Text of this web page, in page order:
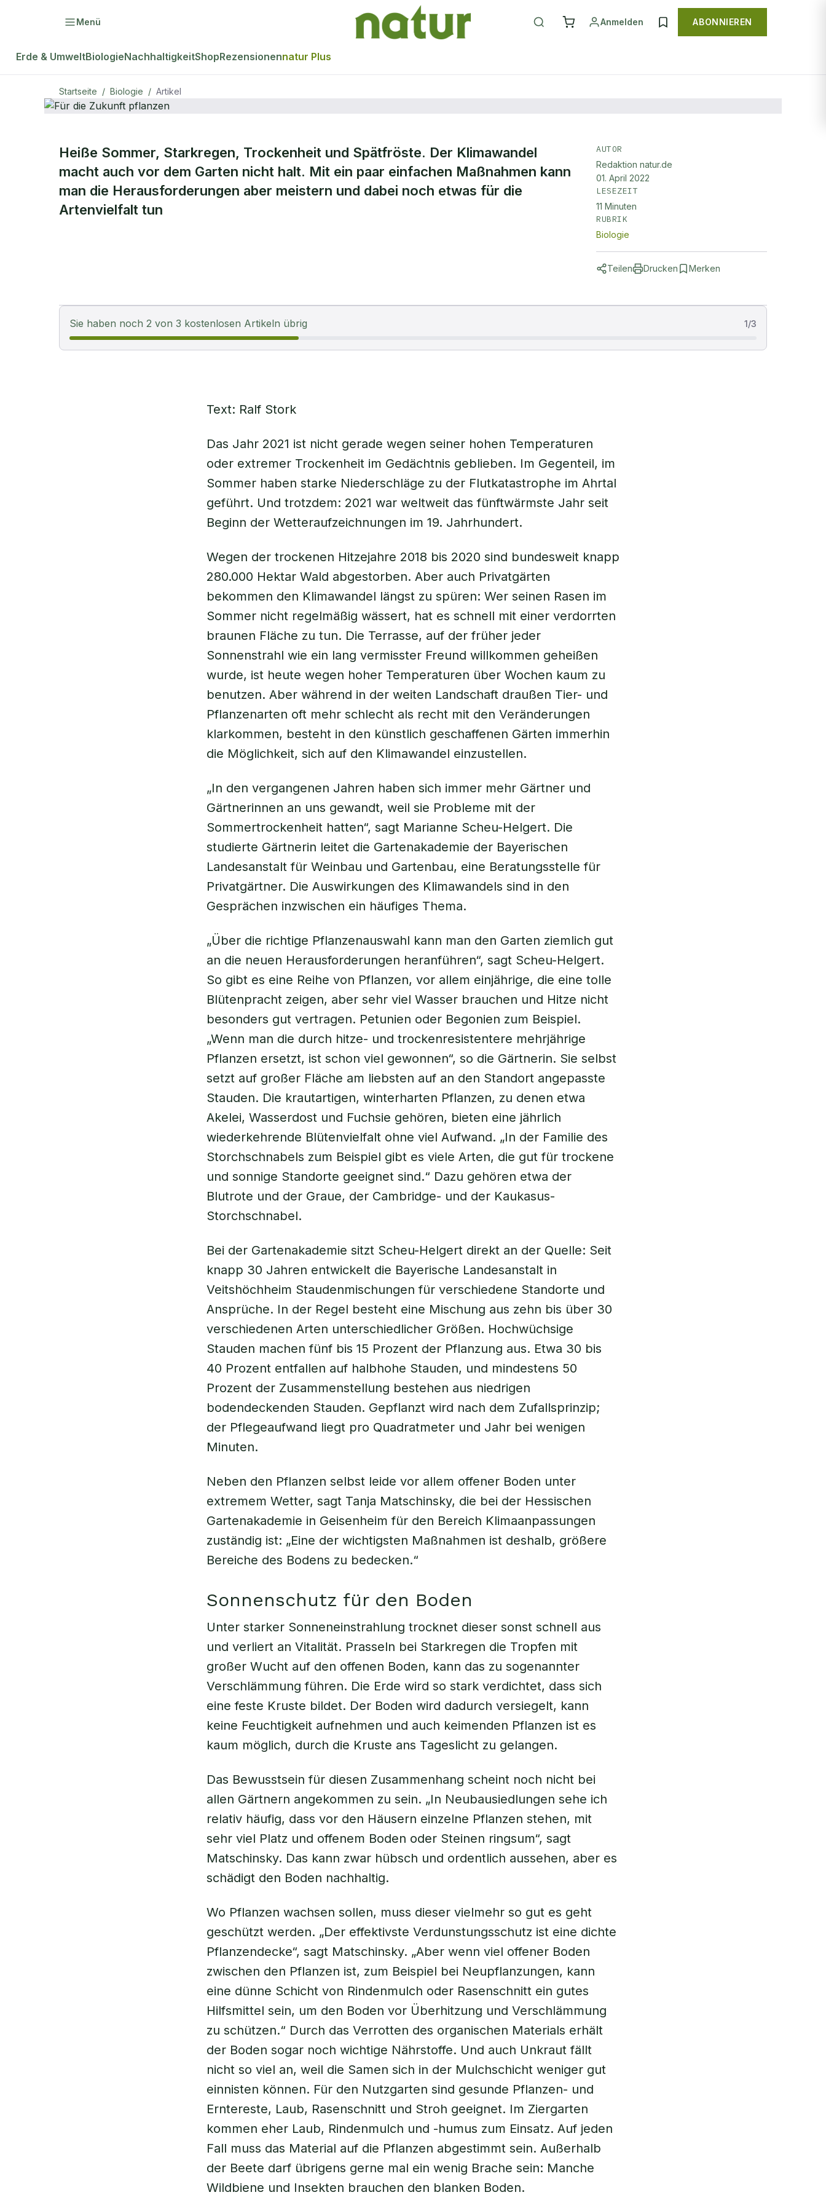
Menü Anmelden ABONNIEREN
Erde & UmweltBiologieNachhaltigkeitShopRezensionennatur Plus
Startseite / Biologie / Artikel
natur PlusBIOLOGIE
Für die Zukunft
pflanzen
Heiße Sommer, Starkregen, Trockenheit und Spätfröste. Der Klimawandel
macht auch vor dem Garten nicht halt. Mit ein paar einfachen Maßnahmen kann
man die Herausforderungen aber meistern und dabei noch etwas für die
Artenvielfalt tun
AUTOR
Redaktion natur.de
01. April 2022
LESEZEIT
11 Minuten
RUBRIK
Biologie
Teilen Drucken Merken
Sie haben noch 2 von 3 kostenlosen Artikeln übrig 1/3
Text: Ralf Stork
Das Jahr 2021 ist nicht gerade wegen seiner hohen Temperaturen
oder extremer Trockenheit im Gedächtnis geblieben. Im Gegenteil, im
Sommer haben starke Niederschläge zu der Flutkatastrophe im Ahrtal
geführt. Und trotzdem: 2021 war weltweit das fünftwärmste Jahr seit
Beginn der Wetteraufzeichnungen im 19. Jahrhundert.
Wegen der trockenen Hitzejahre 2018 bis 2020 sind bundesweit knapp
280.000 Hektar Wald abgestorben. Aber auch Privatgärten
bekommen den Klimawandel längst zu spüren: Wer seinen Rasen im
Sommer nicht regelmäßig wässert, hat es schnell mit einer verdorrten
braunen Fläche zu tun. Die Terrasse, auf der früher jeder
Sonnenstrahl wie ein lang vermisster Freund willkommen geheißen
wurde, ist heute wegen hoher Temperaturen über Wochen kaum zu
benutzen. Aber während in der weiten Landschaft draußen Tier- und
Pflanzenarten oft mehr schlecht als recht mit den Veränderungen
klarkommen, besteht in den künstlich geschaffenen Gärten immerhin
die Möglichkeit, sich auf den Klimawandel einzustellen.
„In den vergangenen Jahren haben sich immer mehr Gärtner und
Gärtnerinnen an uns gewandt, weil sie Probleme mit der
Sommertrockenheit hatten“, sagt Marianne Scheu-Helgert. Die
studierte Gärtnerin leitet die Gartenakademie der Bayerischen
Landesanstalt für Weinbau und Gartenbau, eine Beratungsstelle für
Privatgärtner. Die Auswirkungen des Klimawandels sind in den
Gesprächen inzwischen ein häufiges Thema.
„Über die richtige Pflanzenauswahl kann man den Garten ziemlich gut
an die neuen Herausforderungen heranführen“, sagt Scheu-Helgert.
So gibt es eine Reihe von Pflanzen, vor allem einjährige, die eine tolle
Blütenpracht zeigen, aber sehr viel Wasser brauchen und Hitze nicht
besonders gut vertragen. Petunien oder Begonien zum Beispiel.
„Wenn man die durch hitze- und trockenresistentere mehrjährige
Pflanzen ersetzt, ist schon viel gewonnen“, so die Gärtnerin. Sie selbst
setzt auf großer Fläche am liebsten auf an den Standort angepasste
Stauden. Die krautartigen, winterharten Pflanzen, zu denen etwa
Akelei, Wasserdost und Fuchsie gehören, bieten eine jährlich
wiederkehrende Blütenvielfalt ohne viel Aufwand. „In der Familie des
Storchschnabels zum Beispiel gibt es viele Arten, die gut für trockene
und sonnige Standorte geeignet sind.“ Dazu gehören etwa der
Blutrote und der Graue, der Cambridge- und der Kaukasus-
Storchschnabel.
Bei der Gartenakademie sitzt Scheu-Helgert direkt an der Quelle: Seit
knapp 30 Jahren entwickelt die Bayerische Landesanstalt in
Veitshöchheim Staudenmischungen für verschiedene Standorte und
Ansprüche. In der Regel besteht eine Mischung aus zehn bis über 30
verschiedenen Arten unterschiedlicher Größen. Hochwüchsige
Stauden machen fünf bis 15 Prozent der Pflanzung aus. Etwa 30 bis
40 Prozent entfallen auf halbhohe Stauden, und mindestens 50
Prozent der Zusammenstellung bestehen aus niedrigen
bodendeckenden Stauden. Gepflanzt wird nach dem Zufallsprinzip;
der Pflegeaufwand liegt pro Quadratmeter und Jahr bei wenigen
Minuten.
Neben den Pflanzen selbst leide vor allem offener Boden unter
extremem Wetter, sagt Tanja Matschinsky, die bei der Hessischen
Gartenakademie in Geisenheim für den Bereich Klimaanpassungen
zuständig ist: „Eine der wichtigsten Maßnahmen ist deshalb, größere
Bereiche des Bodens zu bedecken.“
Sonnenschutz für den Boden
Unter starker Sonneneinstrahlung trocknet dieser sonst schnell aus
und verliert an Vitalität. Prasseln bei Starkregen die Tropfen mit
großer Wucht auf den offenen Boden, kann das zu sogenannter
Verschlämmung führen. Die Erde wird so stark verdichtet, dass sich
eine feste Kruste bildet. Der Boden wird dadurch versiegelt, kann
keine Feuchtigkeit aufnehmen und auch keimenden Pflanzen ist es
kaum möglich, durch die Kruste ans Tageslicht zu gelangen.
Das Bewusstsein für diesen Zusammenhang scheint noch nicht bei
allen Gärtnern angekommen zu sein. „In Neubausiedlungen sehe ich
relativ häufig, dass vor den Häusern einzelne Pflanzen stehen, mit
sehr viel Platz und offenem Boden oder Steinen ringsum“, sagt
Matschinsky. Das kann zwar hübsch und ordentlich aussehen, aber es
schädigt den Boden nachhaltig.
Wo Pflanzen wachsen sollen, muss dieser vielmehr so gut es geht
geschützt werden. „Der effektivste Verdunstungsschutz ist eine dichte
Pflanzendecke“, sagt Matschinsky. „Aber wenn viel offener Boden
zwischen den Pflanzen ist, zum Beispiel bei Neupflanzungen, kann
eine dünne Schicht von Rindenmulch oder Rasenschnitt ein gutes
Hilfsmittel sein, um den Boden vor Überhitzung und Verschlämmung
zu schützen.“ Durch das Verrotten des organischen Materials erhält
der Boden sogar noch wichtige Nährstoffe. Und auch Unkraut fällt
nicht so viel an, weil die Samen sich in der Mulchschicht weniger gut
einnisten können. Für den Nutzgarten sind gesunde Pflanzen- und
Erntereste, Laub, Rasenschnitt und Stroh geeignet. Im Ziergarten
kommen eher Laub, Rindenmulch und -humus zum Einsatz. Auf jeden
Fall muss das Material auf die Pflanzen abgestimmt sein. Außerhalb
der Beete darf übrigens gerne mal ein wenig Brache sein: Manche
Wildbiene und Insekten brauchen den blanken Boden.